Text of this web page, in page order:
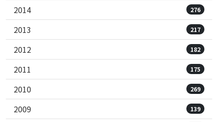
2014 276
2013 217
2012 182
2011 175
2010 269
2009 139